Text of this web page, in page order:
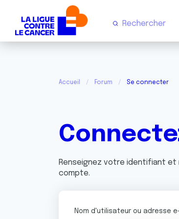
Accueil Forum Se connecter
Renseignez votre identifiant
compte.
Nom d'utilisateur ou adresse